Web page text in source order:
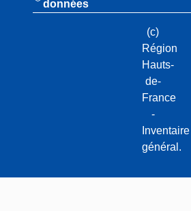
données
(c)
Région
Hauts-
de-
France
-
Inventaire
général.